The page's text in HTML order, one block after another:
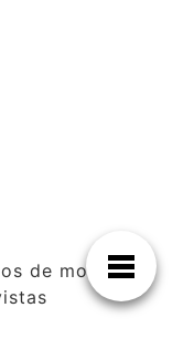
de moda y